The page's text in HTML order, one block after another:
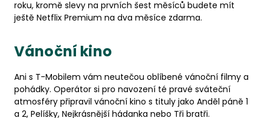
roku, kromě slevy na prvních šest měsíců budete mít
ještě Netflix Premium na dva měsíce zdarma.
Vánoční kino
Ani s T-Mobilem vám neutečou oblíbené vánoční filmy a
pohádky. Operátor si pro navození té pravé sváteční
atmosféry připravil vánoční kino s tituly jako Anděl páně 1
a 2, Pelíšky, Nejkrásnější hádanka nebo Tři bratři.